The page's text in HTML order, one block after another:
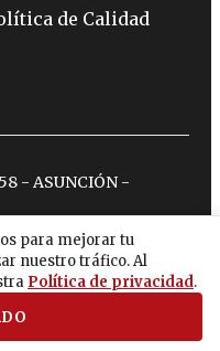
para mejorar tu
nuestro tráfico. Al
Política de privacidad.
de Calidad
- ASUNCIÓN -
spotify